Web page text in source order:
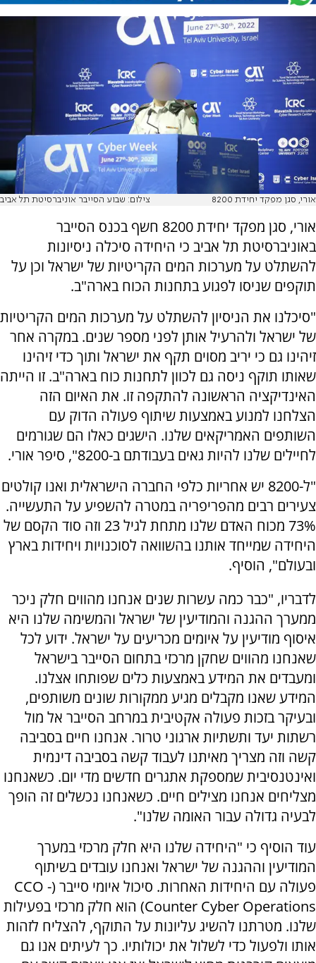
אורי, סגן מפקד יחידת 8200 צילום: שבוע הסייבר אוניברסיטת תל אביב
אורי, סגן מפקד יחידת 8200 חשף בכנס הסייבר
באוניברסיטת תל אביב כי היחידה סיכלה ניסיונות
להשתלט על מערכות המים הקריטיות של ישראל וכן על
תוקפים שניסו לפגוע בתחנות הכוח בארה"ב.
"סיכלנו את הניסיון להשתלט על מערכות המים הקריטיות
של ישראל ולהרעיל אותן לפני מספר שנים. במקרה אחר
זיהינו גם כי יריב מסוים תקף את ישראל ותוך כדי זיהינו
שאותו תוקף ניסה גם לכוון לתחנות כוח בארה"ב. זו הייתה
האינדיקציה הראשונה להתקפה זו. את האיום הזה
הצלחנו למנוע באמצעות שיתוף פעולה הדוק עם
השותפים האמריקאים שלנו. הישגים כאלו הם שגורמים
לחיילים שלנו להיות גאים בעבודתם ב-8200", סיפר אורי.
"ל-8200 יש אחריות כלפי החברה הישראלית ואנו קולטים
צעירים רבים מהפריפריה במטרה להשפיע על התעשייה.
73% מכוח האדם שלנו מתחת לגיל 23 וזה סוד הקסם של
היחידה שמייחד אותנו בהשוואה לסוכנויות ויחידות בארץ
ובעולם", הוסיף.
לדבריו, "כבר כמה עשרות שנים אנחנו מהווים חלק ניכר
ממערך ההגנה והמודיעין של ישראל והמשימה שלנו היא
איסוף מודיעין על איומים מכריעים על ישראל. ידוע לכל
שאנחנו מהווים שחקן מרכזי בתחום הסייבר בישראל
ומעבדים את המידע באמצעות כלים שפותחו אצלנו.
המידע שאנו מקבלים מגיע ממקורות שונים משותפים,
ובעיקר בזכות פעולה אקטיבית במרחב הסייבר אל מול
רשתות יעד ותשתיות ארגוני טרור. אנחנו חיים בסביבה
קשה וזה מצריך מאיתנו לעבוד קשה בסביבה דינמית
ואינטנסיבית שמספקת אתגרים חדשים מדי יום. כשאנחנו
מצליחים אנחנו מצילים חיים. כשאנחנו נכשלים זה הופך
לבעיה גדולה עבור האומה שלנו".
עוד הוסיף כי "היחידה שלנו היא חלק מרכזי במערך
המודיעין וההגנה של ישראל ואנחנו עובדים בשיתוף
פעולה עם היחידות האחרות. סיכול איומי סייבר (CCO -
Counter Cyber Operations) הוא חלק מרכזי בפעילות
שלנו. מטרתנו להשיג עליונות על התוקף, להצליח לזהות
אותו ולפעול כדי לשלול את יכולותיו. כך לעיתים אנו גם